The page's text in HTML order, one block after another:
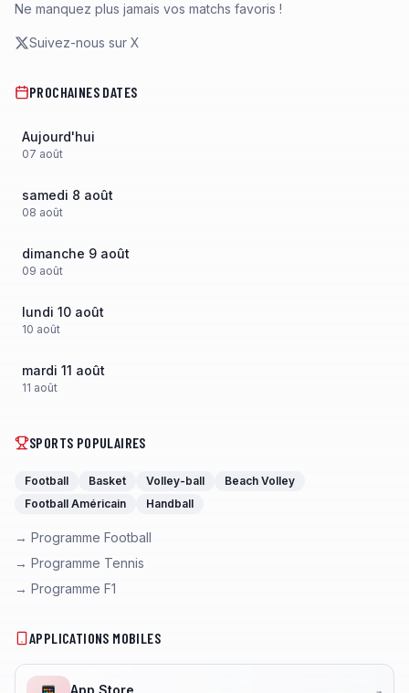
Ne manquez plus jamais vos matchs favoris !
Suivez-nous sur X
PROCHAINES DATES
Aujourd'hui
07 août
samedi 8 août
08 août
dimanche 9 août
09 août
lundi 10 août
10 août
mardi 11 août
11 août
SPORTS POPULAIRES
Football Basket Volley-ball
Beach Volley
Football Américain
Handball
→ Programme Football
→ Programme Tennis
→ Programme F1
APPLICATIONS MOBILES
App Store